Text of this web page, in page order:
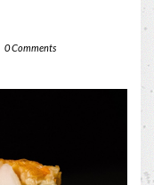
0 Comments